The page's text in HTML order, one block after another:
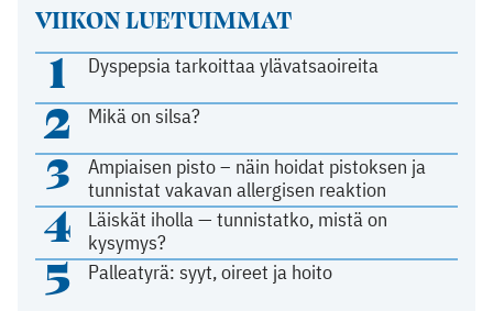
VIIKON LUETUIMMAT
1 Dyspepsia tarkoittaa ylävatsaoireita
2 Mikä on silsa?
3
Ampiaisen pisto – näin hoidat pistoksen ja
tunnistat vakavan allergisen reaktion
4
Läiskät iholla — tunnistatko, mistä on
kysymys?
5 Palleatyrä: syyt, oireet ja hoito